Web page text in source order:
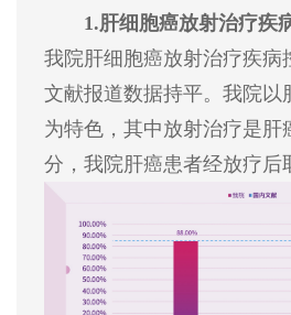
1.肝细胞癌放射治疗疾
我院肝细胞癌放射治疗疾病
文献报道数据持平。我院以
为特色，其中放射治疗是肝
分，我院肝癌患者经放疗后